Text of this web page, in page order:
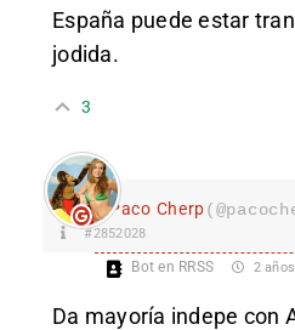
España puede estar
jodida.
3
Paco Cherp
#2852028
Bot en RRSS 2
Da mayoría indepe con